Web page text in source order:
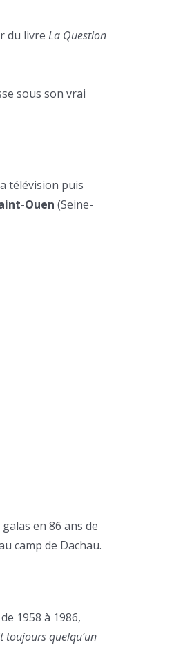
du livre La Question
sous son vrai
télévision puis
Ouen (Seine-
en 86 ans de
camp de Dachau.
1958 à 1986,
toujours quelqu’un